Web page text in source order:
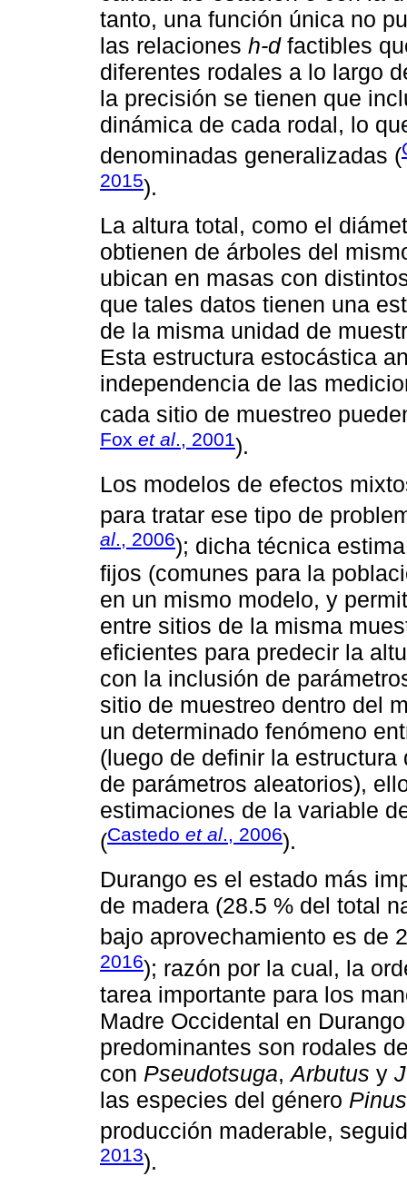
tanto, una función única no
las relaciones h-dfactibles
diferentes rodales a lo largo
la precisión se tienen que
dinámica de cada rodal, lo
denominadas generalizadas (
2015).
La altura total, como el
obtienen de árboles del
ubican en masas con
que tales datos tienen una
de la misma unidad de
Esta estructura estocástica
independencia de las
cada sitio de muestreo
Fox et al ., 2001).
Los modelos de efectos
para tratar ese tipo de
al., 2006); dicha técnica
fijos (comunes para la
en un mismo modelo, y
entre sitios de la misma
eficientes para predecir la
con la inclusión de
sitio de muestreo dentro del
un determinado fenómeno
(luego de definir la
de parámetros aleatorios),
estimaciones de la variable
(Castedo et al., 2006).
Durango es el estado más
de madera (28.5 % del total
bajo aprovechamiento es de
2016); razón por la cual, la
tarea importante para los
Madre Occidental en
predominantes son rodales
con Pseudotsuga,Arbutus y
las especies del género Pinus
producción maderable,
2013).